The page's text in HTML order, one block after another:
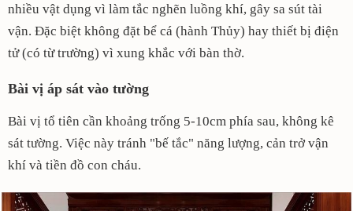
nhiều vật dụng vì làm tắc nghẽn luồng khí, gây sa sút tài
vận. Đặc biệt không đặt bể cá (hành Thủy) hay thiết bị điện
tử (có từ trường) vì xung khắc với bàn thờ.
Bài vị áp sát vào tường
Bài vị tổ tiên cần khoảng trống 5-10cm phía sau, không kê
sát tường. Việc này tránh "bế tắc" năng lượng, cản trở vận
khí và tiền đồ con cháu.